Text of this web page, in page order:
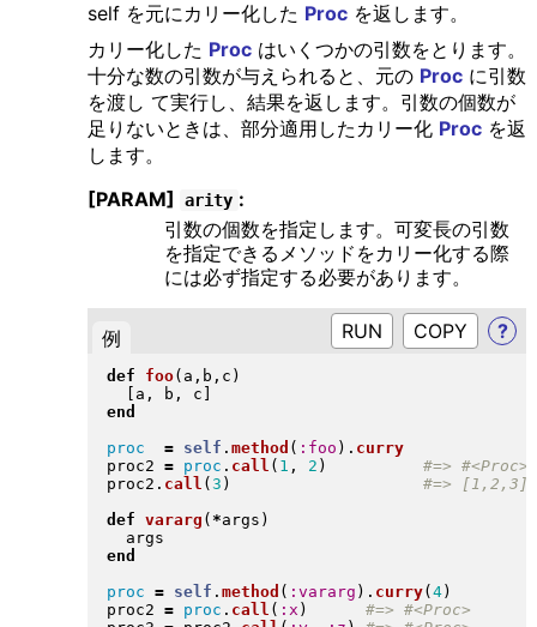
self を元にカリー化した Procを返します。
カリー化した Procはいくつかの引数をとります。
十分な数の引数が与えられると、元の Procに引数
を渡し て実行し、結果を返します。引数の個数が
足りないときは、部分適用したカリー化 Procを返
します。
[PARAM]
arity :
引数の個数を指定します。可変長の引数
を指定できるメソッドをカリー化する際
には必ず指定する必要があります。
例 RUN ?
def foo( a,b,c )
[ a, b, c ]
end
proc
= self . method ( :foo ) . curry
proc2 = proc . call ( 1 , 2 )
proc2 . call (3 )
def vararg ( *args )
end
proc = self . method ( :vararg ) . curry(4)
proc2 = proc . call ( :x )